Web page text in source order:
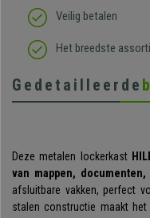
Veilig betalen
Het breedste
Gedetailleerde
Deze metalen lockerkast
van mappen, documenten,
afsluitbare vakken, perfect
stalen constructie maakt